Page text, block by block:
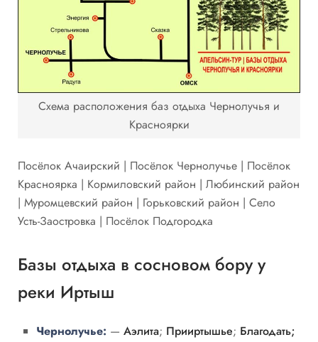
Схема расположения баз отдыха Чернолучья и
Красноярки
Посёлок Ачаирский | Посёлок Чернолучье | Посёлок
Красноярка | Кормиловский район | Любинский район
| Муромцевский район | Горьковский район | Село
Усть-Заостровка | Посёлок Подгородка
Базы отдыха в сосновом бору у
реки Иртыш
Чернолучье: — Аэлита; Прииртышье; Благодать;